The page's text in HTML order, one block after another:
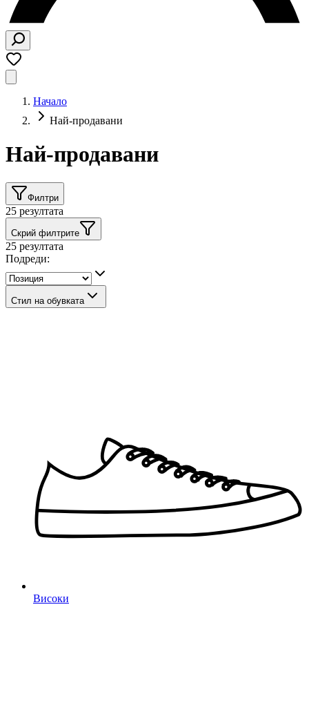
Начало
Най-продавани
Най-продавани
Филтри
25 резултата
Скрий филтрите
25 резултата
Подреди:
Стил на обувката
Високи